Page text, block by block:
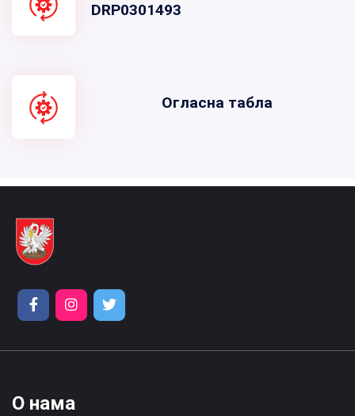
DRP0301493
Огласна табла
О нама